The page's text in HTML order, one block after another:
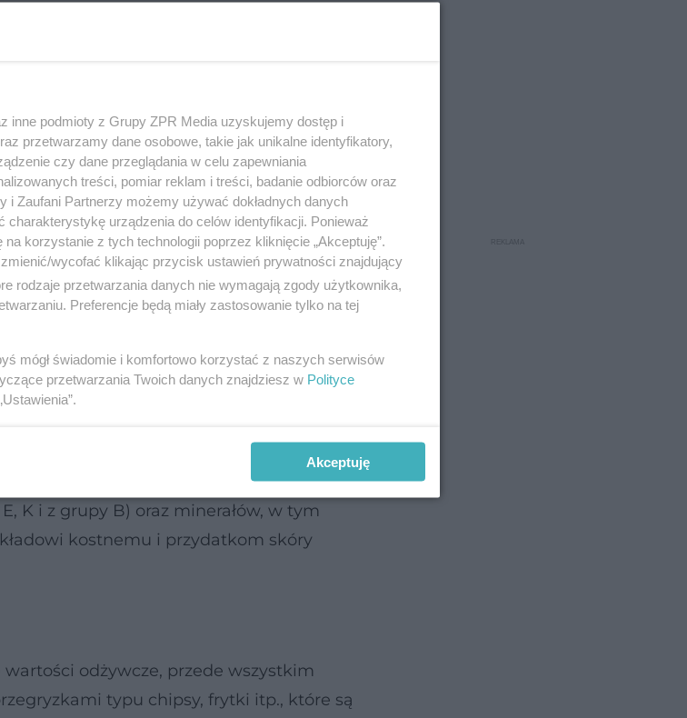
upału osoba z nadciśnieniem
nasycone, ale nie będzie zagryzać
przyjmuje pacjentów zmagających
dietetyczne, może być bardzo
na funkcjonowanie układu
wzbogacając florę jelitową.
K i z grupy B) oraz minerałów, w tym
kostnemu i przydatkom skóry
odżywcze, przede wszystkim
typu chipsy, frytki itp., które są
inne podmioty z Grupy ZPR Media uzyskujemy dostęp i
przetwarzamy dane osobowe, takie jak unikalne identyfikatory,
czy dane przeglądania w celu zapewniania
treści, pomiar reklam i treści, badanie odbiorców oraz
i Zaufani Partnerzy możemy używać dokładnych danych
urządzenia do celów identyfikacji. Ponieważ
korzystanie z tych technologii poprzez kliknięcie „Akceptuję”.
wycofać klikając przycisk ustawień prywatności znajdujący
rodzaje przetwarzania danych nie wymagają zgody użytkownika,
Preferencje będą miały zastosowanie tylko na tej
mógł świadomie i komfortowo korzystać z naszych serwisów
przetwarzania Twoich danych znajdziesz w Polityce
Akceptuję